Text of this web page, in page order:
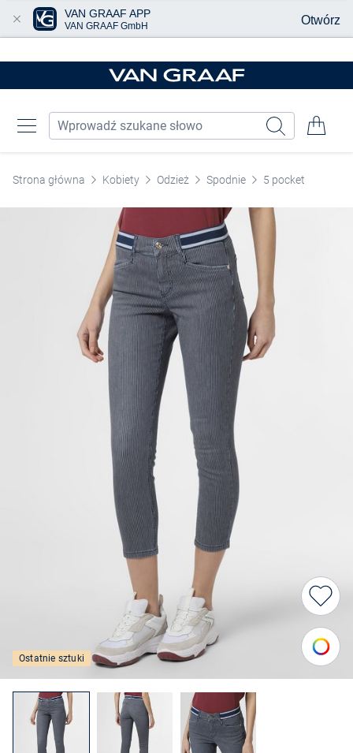
Strona główna Kobiety Odzież Spodnie 5 pocket
Ostatnie sztuki
VAN GRAAF APP
VAN GRAAF GmbH Otwórz